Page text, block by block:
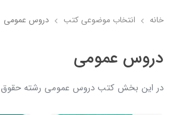
خانه انتخاب​ موضوعي​ کتب دروس عمومی
دروس عمومی
در این بخش کتب دروس عمومی رشته حقوق